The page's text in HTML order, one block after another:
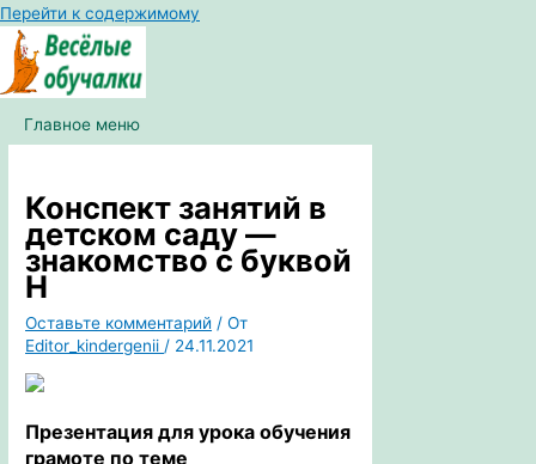
Перейти к содержимому
Главное меню
Конспект занятий в
детском саду —
знакомство с буквой
Н
Оставьте комментарий / От
Editor_kindergenii / 24.11.2021
Презентация для урока обучения
грамоте по теме